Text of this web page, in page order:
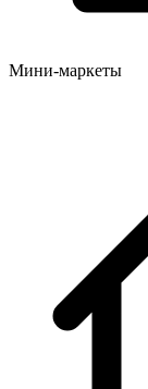
Мини-маркеты